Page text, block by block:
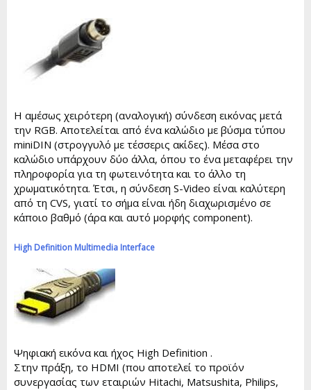
Η αμέσως χειρότερη (αναλογική) σύνδεση εικόνας μετά
την RGB. Αποτελείται από ένα καλώδιο με βύσμα τύπου
miniDIN (στρογγυλό με τέσσερις ακίδες). Μέσα στο
καλώδιο υπάρχουν δύο άλλα, όπου το ένα μεταφέρει την
πληροφορία για τη φωτεινότητα και το άλλο τη
χρωματικότητα. Έτσι, η σύνδεση S-Video είναι καλύτερη
από τη CVS, γιατί το σήμα είναι ήδη διαχωρισμένο σε
κάποιο βαθμό (άρα και αυτό μορφής component).
High Definition Multimedia Interface
Ψηφιακή εικόνα και ήχος High Definition .
Στην πράξη, το HDMI (που αποτελεί το προϊόν
συνεργασίας των εταιριών Hitachi, Matsushita, Philips,